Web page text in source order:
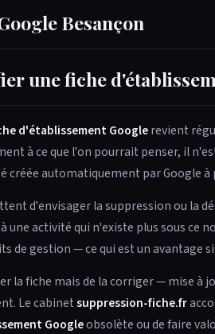
Besançon
une fiche
d'établissement Googlerevient
à ce que l'on pourrait penser, il
créée automatiquement par Google à
d'envisager la suppression ou la
une activité qui n'existe plus sous ce
de gestion — ce qui est un avantage
la fiche mais de la corriger — mise
Le cabinetsuppression-fiche.fr
Googleobsolète ou de faire